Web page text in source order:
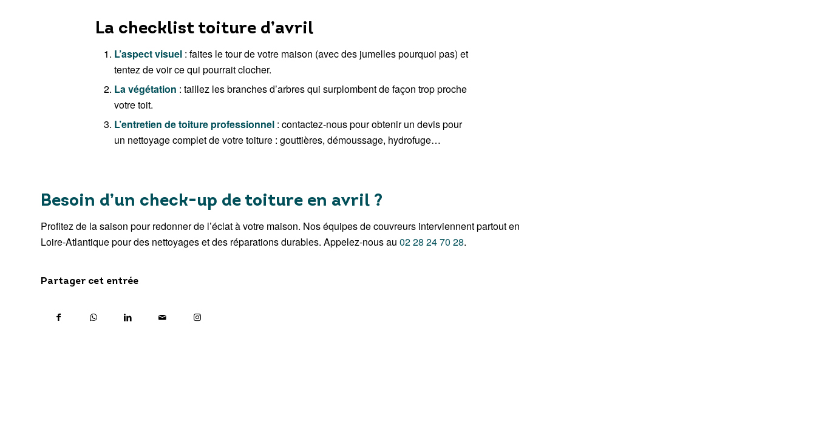
La checklist toiture d’avril
L’aspect visuel : faites le tour de votre maison (avec des jumelles pourquoi pas) et
tentez de voir ce qui pourrait clocher.
La végétation : taillez les branches d’arbres qui surplombent de façon trop proche
votre toit.
L’entretien de toiture professionnel : contactez-nous pour obtenir un devis pour
un nettoyage complet de votre toiture : gouttières, démoussage, hydrofuge…
Besoin d’un check-up de toiture en avril ?
Profitez de la saison pour redonner de l’éclat à votre maison. Nos équipes de couvreurs interviennent partout en
Loire-Atlantique pour des nettoyages et des réparations durables. Appelez-nous au 02 28 24 70 28.
Partager cet entrée